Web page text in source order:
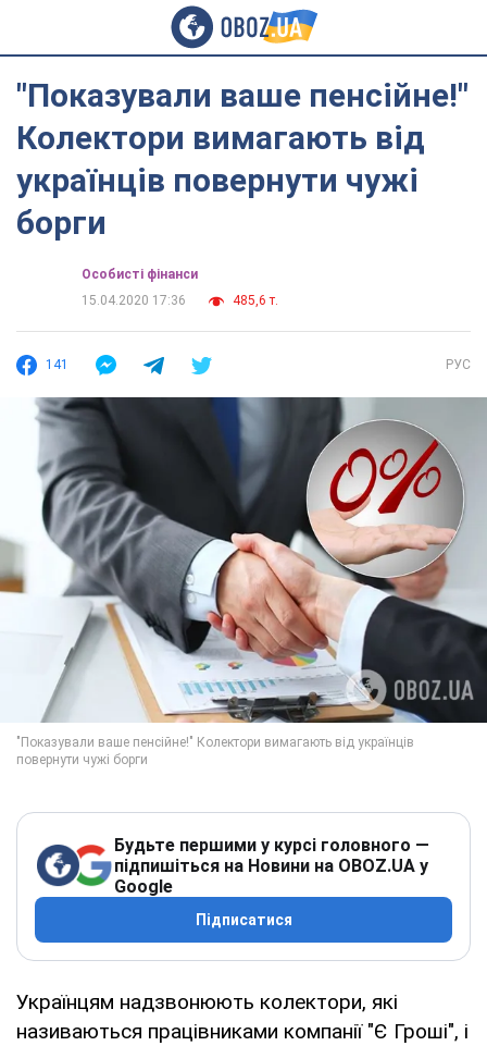
"Показували ваше пенсійне!"
Колектори вимагають від
українців повернути чужі
борги
Особисті фінанси
15.04.2020 17:36
485,6 т.
141 РУС
Будьте першими у курсі головного —
підпишіться на Новини на OBOZ.UA у
Google
Підписатися
Українцям надзвонюють колектори, які
називаються працівниками компанії "Є Гроші", і